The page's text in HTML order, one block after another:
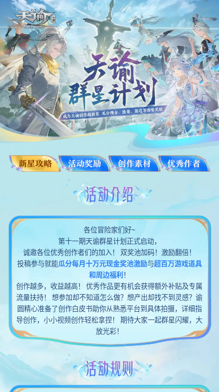
新星攻略 活动奖励 创作素材 优秀作者
活动介绍
各位冒险家们好~
第十一期天谕群星计划正式启动，
诚邀各位优秀创作者们的加入！ 双奖池加码！激励翻倍！
投稿参与就能瓜分每月十万元现金奖池激励与超百万游戏道具
和周边福利！
创作越多，收益越高！ 优秀作品更有机会获得额外补贴及专属
流量扶持！ 想参加却不知道怎么做？想产出却找不到灵感？谕
圆精心准备了创作白皮书助你从熟悉平台到具体拍摄，详细指
导创作，小小视频创作轻松拿捏！ 期待大家一起群星闪耀，大
放光彩！
活动规则